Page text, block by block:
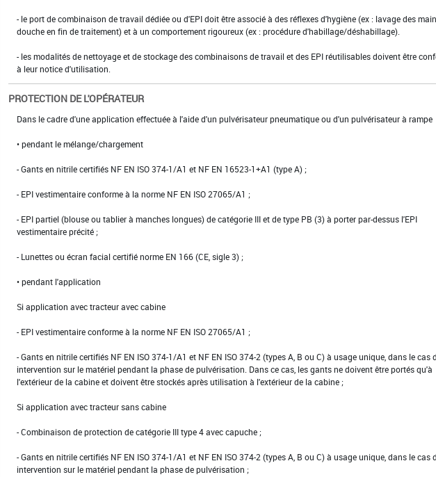
- le port de combinaison de travail dédiée ou d'EPI doit être associé à des réflexes d'hygiène (ex : lavage des
douche en fin de traitement) et à un comportement rigoureux (ex : procédure d'habillage/déshabillage).
- les modalités de nettoyage et de stockage des combinaisons de travail et des EPI réutilisables doivent être
à leur notice d'utilisation.
PROTECTION DE L'OPÉRATEUR
Dans le cadre d'une application effectuée à l'aide d'un pulvérisateur pneumatique ou d'un pulvérisateur à rampe
• pendant le mélange/chargement
- Gants en nitrile certifiés NF EN ISO 374-1/A1 et NF EN 16523-1+A1 (type A) ;
- EPI vestimentaire conforme à la norme NF EN ISO 27065/A1 ;
- EPI partiel (blouse ou tablier à manches longues) de catégorie III et de type PB (3) à porter par-dessus l'EPI
vestimentaire précité ;
- Lunettes ou écran facial certifié norme EN 166 (CE, sigle 3) ;
• pendant l'application
Si application avec tracteur avec cabine
- EPI vestimentaire conforme à la norme NF EN ISO 27065/A1 ;
- Gants en nitrile certifiés NF EN ISO 374-1/A1 et NF EN ISO 374-2 (types A, B ou C) à usage unique, dans le cas
intervention sur le matériel pendant la phase de pulvérisation. Dans ce cas, les gants ne doivent être portés qu'à
l'extérieur de la cabine et doivent être stockés après utilisation à l'extérieur de la cabine ;
Si application avec tracteur sans cabine
- Combinaison de protection de catégorie III type 4 avec capuche ;
- Gants en nitrile certifiés NF EN ISO 374-1/A1 et NF EN ISO 374-2 (types A, B ou C) à usage unique, dans le cas
intervention sur le matériel pendant la phase de pulvérisation ;